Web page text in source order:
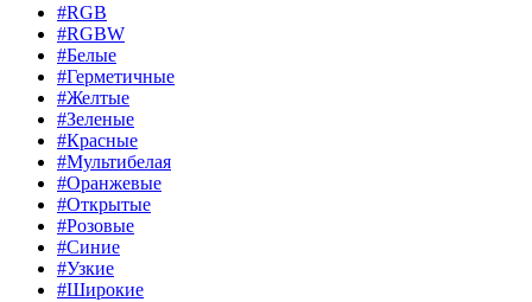
#RGB
#RGBW
#Белые
#Герметичные
#Желтые
#Зеленые
#Красные
#Мультибелая
#Оранжевые
#Открытые
#Розовые
#Синие
#Узкие
#Широкие